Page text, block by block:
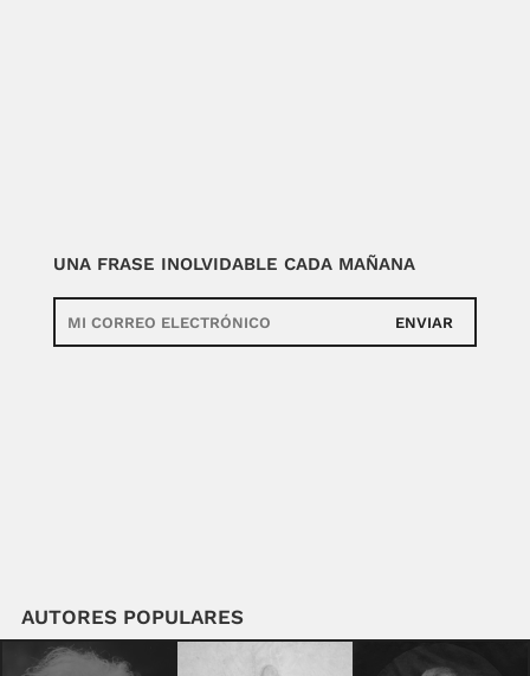
UNA FRASE INOLVIDABLE CADA MAÑANA
ENVIAR
AUTORES POPULARES